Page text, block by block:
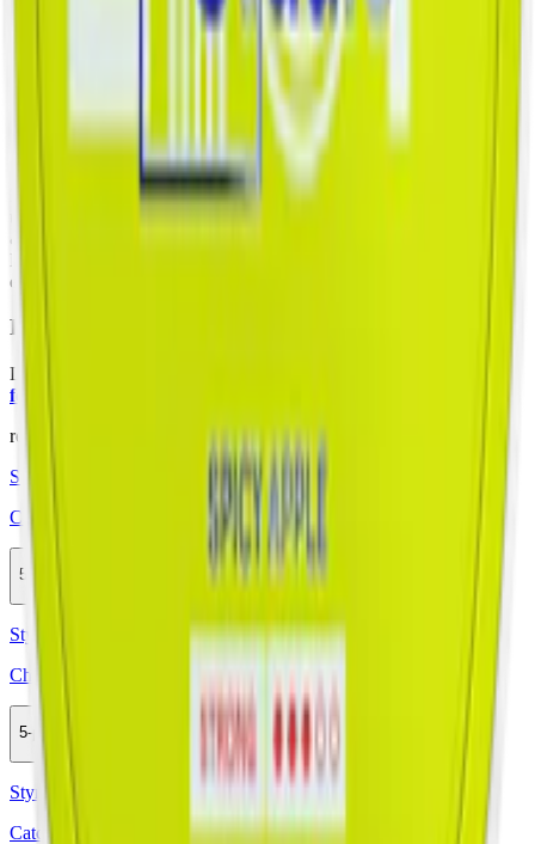
kanel får ny design den 17 september. Båda designerna kan synas
parallellt en tid framöver. Smaken, färgen och innehållet är
oförändrat – skillnaden ligger i dosans utseende. Till höger visas den
nya dosan, till vänster den tidigare utgångna.
Information om varumärket Chainpop
Lanserat hösten 2023, erbjuder svenska Chainpop ett innovativt
. Med fyra unika smaker som Raspberry
& Lemon, Lychee & Coconut, Apple & Cinnamon och Peach &
ett unikt och modernt alternativ i snusvärlden.
Färskt vitt snus
Läs mer om hur du förvarar Chainpop Apple & Cinnamon:
förvarar du snuset rätt"
relaterade produkter
Styrka Normal · Slim
Chainpop Peach & Honey 3
5-pack
Styrka Normal · Slim
Chainpop Violet & Cactus 2
5-pack
Styrka Normal · Slim
Catch Apple Slim White